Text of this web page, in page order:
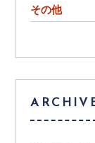
その他